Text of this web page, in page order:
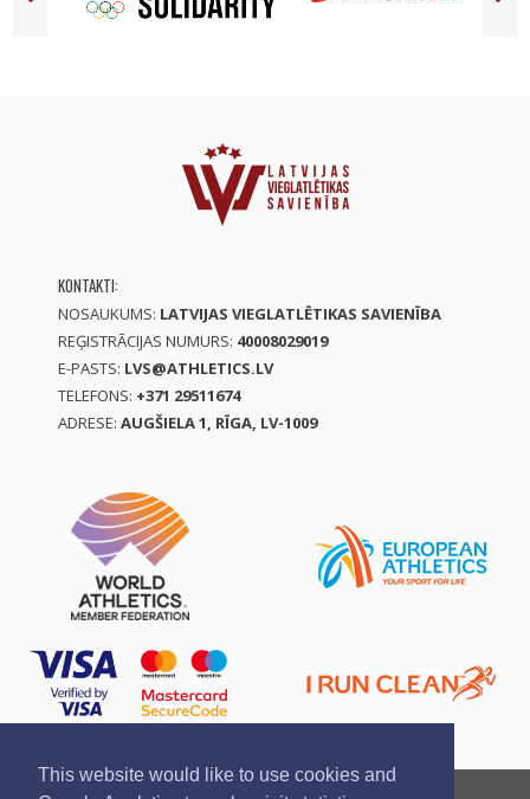
This website would like to use cookies and
KONTAKTI:
NOSAUKUMS: LATVIJAS VIEGLATLĒTIKAS SAVIENĪBA
REĢISTRĀCIJAS NUMURS: 40008029019
E-PASTS: LVS@ATHLETICS.LV
TELEFONS: +371 29511674
ADRESE: AUGŠIELA 1, RĪGA, LV-1009